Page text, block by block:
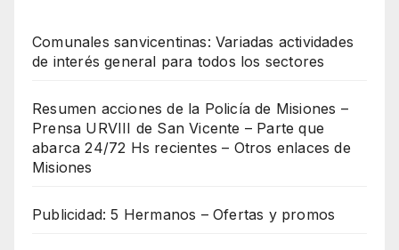
Comunales sanvicentinas: Variadas actividades
de interés general para todos los sectores
Resumen acciones de la Policía de Misiones –
Prensa URVIII de San Vicente – Parte que
abarca 24/72 Hs recientes – Otros enlaces de
Misiones
Publicidad: 5 Hermanos – Ofertas y promos